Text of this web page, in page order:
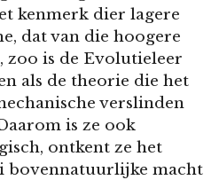
kenmerk dier lagere
dat van die hoogere
zoo is de Evolutieleer
als de theorie die het
verslinden
is ze ook
ontkent ze het
bovennatuurlijke macht